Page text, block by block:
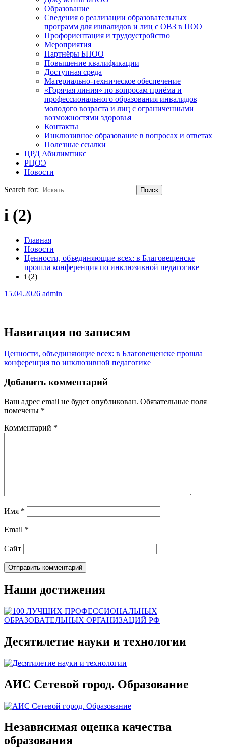
Образование
Сведения о реализации образовательных
программ для инвалидов и лиц с ОВЗ в ПОО
Профориентация и трудоустройство
Мероприятия
Партнёры БПОО
Повышение квалификации
Доступная среда
Материально-техническое обеспечение
«Горячая линия» по вопросам приёма и
профессионального образования инвалидов
молодого возраста и лиц с ограниченными
возможностями здоровья
Контакты
Инклюзивное образование в вопросах и ответах
Полезные ссылки
ЦРД Абилимпикс
РЦОЭ
Новости
Search for:
i (2)
Главная
Новости
Ценности, объединяющие всех: в Благовещенске
прошла конференция по инклюзивной педагогике
i (2)
15.04.2026 admin
Навигация по записям
Ценности, объединяющие всех: в Благовещенске прошла
конференция по инклюзивной педагогике
Добавить комментарий
Ваш адрес email не будет опубликован. Обязательные поля
помечены *
Комментарий *
Имя *
Email *
Сайт
Наши достижения
Десятилетие науки и технологии
АИС Сетевой город. Образование
Независимая оценка качества
образования